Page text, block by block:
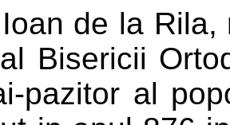
de la Rila,
Bisericii
pazitor al